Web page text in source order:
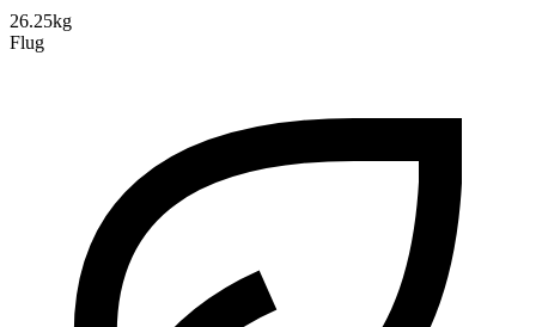
26.25kg
Flug